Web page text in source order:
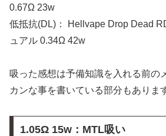
0.67Ω 23w
低抵抗(DL)： Hellvape Drop Dead
ュアル 0.34Ω 42w
吸った感想は予備知識を入れる前の
カンな事を書いている部分もありま
1.05Ω 15w：MTL吸い